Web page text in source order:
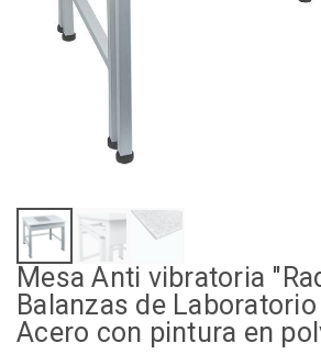
Mesa Anti vibratoria
Balanzas de
Acero con pintura en